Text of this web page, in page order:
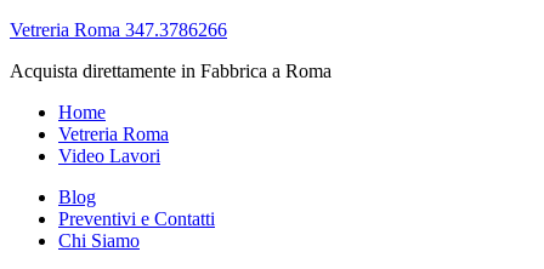
Vetreria Roma 347.3786266
Acquista direttamente in Fabbrica a Roma
Home
Vetreria Roma
Video Lavori
Blog
Preventivi e Contatti
Chi Siamo